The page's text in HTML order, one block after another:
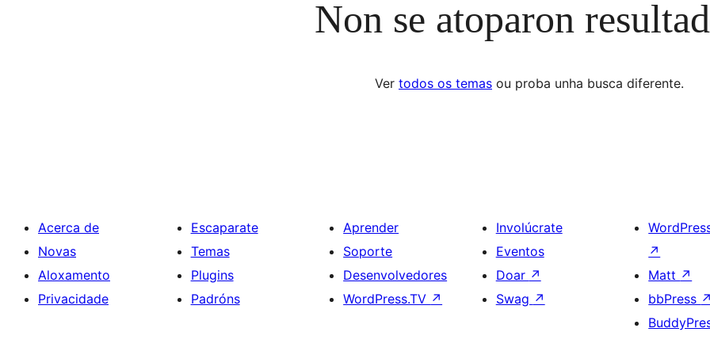
Non se atoparon
Ver todos os temas ou proba unha busca diferente.
Acerca de
Novas
Aloxamento
Privacidade
Escaparate
Temas
Plugins
Padróns
Aprender
Soporte
Desenvolvedores
WordPress.TV ↗
Involúcrate
Eventos
Doar ↗
Swag ↗
↗
Matt ↗
bbPress ↗